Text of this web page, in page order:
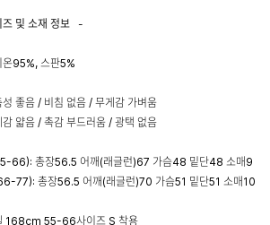
즈 및 소재 정보 -
온95%, 스판5%
성 좋음 / 비침 없음 / 무게감 가벼움
감 얇음 / 촉감 부드러움 / 광택 없음
66): 총장56.5 어깨(래글런)67 가슴48 밑단48 소매9
77): 총장56.5 어깨(래글런)70 가슴51 밑단51 소매10
168cm 55-66사이즈 S 착용